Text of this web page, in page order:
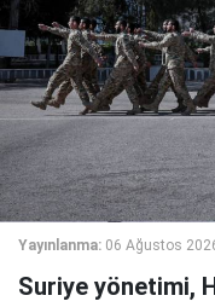
Yayınlanma: 06 Ağustos
Suriye yönetimi,